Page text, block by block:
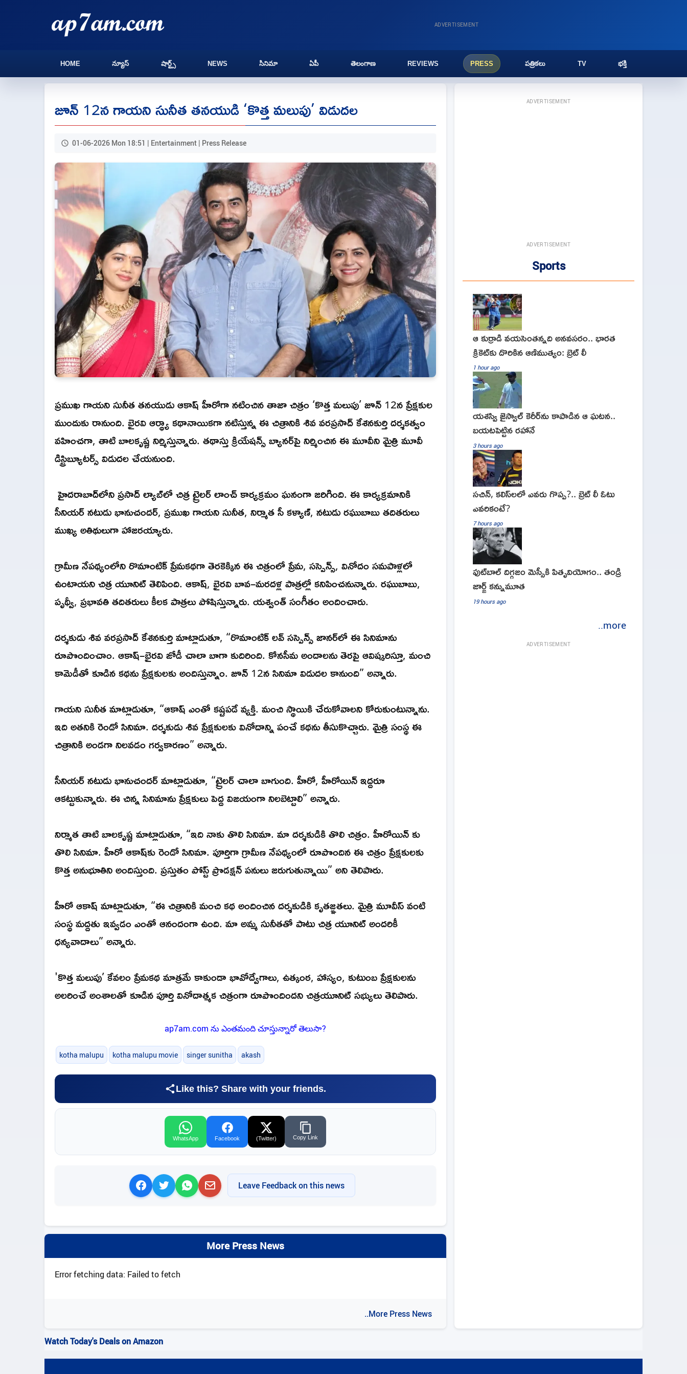
ADVERTISEMENT
HOME న్యూస్ షార్ట్స్ NEWS సినిమా ఏపీ తెలంగాణ REVIEWS PRESS పత్రికలు TV భక్తి
జూన్‌ 12న గాయని సునీత తనయుడి ‘కొత్త మలుపు’ విడుదల
01-06-2026 Mon 18:51 | Entertainment | Press Release
ప్రముఖ గాయని సునీత తనయుడు ఆకాష్ హీరోగా నటించిన తాజా చిత్రం ‘కొత్త మలుపు’ జూన్ 12న ప్రేక్షకుల
ముందుకు రానుంది. భైరవి ఆర్థ్యా కథానాయికగా నటిస్తున్న ఈ చిత్రానికి శివ వరప్రసాద్ కేశనకుర్తి దర్శకత్వం
వహించగా, తాటి బాలకృష్ణ నిర్మిస్తున్నారు. తథాస్తు క్రియేషన్స్ బ్యానర్‌పై నిర్మించిన ఈ మూవీని మైత్రి మూవీ
డిస్ట్రిబ్యూటర్స్ విడుదల చేయనుంది.
హైదరాబాద్‌లోని ప్రసాద్ ల్యాబ్‌లో చిత్ర ట్రైలర్ లాంచ్ కార్యక్రమం ఘనంగా జరిగింది. ఈ కార్యక్రమానికి
సీనియర్ నటుడు భానుచందర్, ప్రముఖ గాయని సునీత, నిర్మాత సీ కళ్యాణ్, నటుడు రఘుబాబు తదితరులు
ముఖ్య అతిథులుగా హాజరయ్యారు.
గ్రామీణ నేపథ్యంలోని రొమాంటిక్ ప్రేమకథగా తెరకెక్కిన ఈ చిత్రంలో ప్రేమ, సస్పెన్స్, వినోదం సమపాళ్లలో
ఉంటాయని చిత్ర యూనిట్ తెలిపింది. ఆకాష్, భైరవి బావ–మరదళ్ల పాత్రల్లో కనిపించనున్నారు. రఘుబాబు,
పృథ్వీ, ప్రభావతి తదితరులు కీలక పాత్రలు పోషిస్తున్నారు. యశ్వంత్ సంగీతం అందించారు.
దర్శకుడు శివ వరప్రసాద్ కేశనకుర్తి మాట్లాడుతూ, “రొమాంటిక్ లవ్ సస్పెన్స్ జానర్‌లో ఈ సినిమాను
రూపొందించాం. ఆకాష్–భైరవి జోడీ చాలా బాగా కుదిరింది. కోనసీమ అందాలను తెరపై ఆవిష్కరిస్తూ, మంచి
కామెడీతో కూడిన కథను ప్రేక్షకులకు అందిస్తున్నాం. జూన్ 12న సినిమా విడుదల కానుంది” అన్నారు.
గాయని సునీత మాట్లాడుతూ, “ఆకాష్ ఎంతో కష్టపడే వ్యక్తి. మంచి స్థాయికి చేరుకోవాలని కోరుకుంటున్నాను.
ఇది అతనికి రెండో సినిమా. దర్శకుడు శివ ప్రేక్షకులకు వినోదాన్ని పంచే కథను తీసుకొచ్చారు. మైత్రి సంస్థ ఈ
చిత్రానికి అండగా నిలవడం గర్వకారణం” అన్నారు.
సీనియర్ నటుడు భానుచందర్ మాట్లాడుతూ, “ట్రైలర్ చాలా బాగుంది. హీరో, హీరోయిన్ ఇద్దరూ
ఆకట్టుకున్నారు. ఈ చిన్న సినిమాను ప్రేక్షకులు పెద్ద విజయంగా నిలబెట్టాలి” అన్నారు.
నిర్మాత తాటి బాలకృష్ణ మాట్లాడుతూ, “ఇది నాకు తొలి సినిమా. మా దర్శకుడికి తొలి చిత్రం. హీరోయిన్ కు
తొలి సినిమా. హీరో ఆకాష్‌కు రెండో సినిమా. పూర్తిగా గ్రామీణ నేపథ్యంలో రూపొందిన ఈ చిత్రం ప్రేక్షకులకు
కొత్త అనుభూతిని అందిస్తుంది. ప్రస్తుతం పోస్ట్ ప్రొడక్షన్ పనులు జరుగుతున్నాయి” అని తెలిపారు.
హీరో ఆకాష్ మాట్లాడుతూ, “ఈ చిత్రానికి మంచి కథ అందించిన దర్శకుడికి కృతజ్ఞతలు. మైత్రి మూవీస్ వంటి
సంస్థ మద్దతు ఇవ్వడం ఎంతో ఆనందంగా ఉంది. మా అమ్మ సునీతతో పాటు చిత్ర యూనిట్ అందరికీ
ధన్యవాదాలు” అన్నారు.
'కొత్త మలుపు’ కేవలం ప్రేమకథ మాత్రమే కాకుండా భావోద్వేగాలు, ఉత్కంఠ, హాస్యం, కుటుంబ ప్రేక్షకులను
అలరించే అంశాలతో కూడిన పూర్తి వినోదాత్మక చిత్రంగా రూపొందిందని చిత్ర‌యూనిట్ స‌భ్యులు తెలిపారు.
ap7am.com ను ఎంతమంది చూస్తున్నారో తెలుసా?
kotha malupu kotha malupu movie singer sunitha akash
Like this? Share with your friends.
WhatsApp Facebook (Twitter) Copy Link
Leave Feedback on this news
Watch Today's Deals on Amazon
More Press News
Error fetching data: Failed to fetch
..More Press News
ADVERTISEMENT
ADVERTISEMENT
Sports
ఆ కుర్రాడి వయసెంతన్నది అనవసరం.. భారత
క్రికెట్‌కు దొరికిన ఆణిముత్యం: బ్రెట్ లీ
1 hour ago
యశస్వి జైస్వాల్ కెరీర్‌ను కాపాడిన ఆ ఘటన..
బయటపెట్టిన రహానే
3 hours ago
సచిన్, కలిస్‌లలో ఎవరు గొప్ప?.. బ్రెట్ లీ ఓటు
ఎవరికంటే?
7 hours ago
ఫుట్‌బాల్ దిగ్గజం మెస్సీకి పితృవియోగం.. తండ్రి
జార్జ్ కన్నుమూత
19 hours ago
..more
ADVERTISEMENT